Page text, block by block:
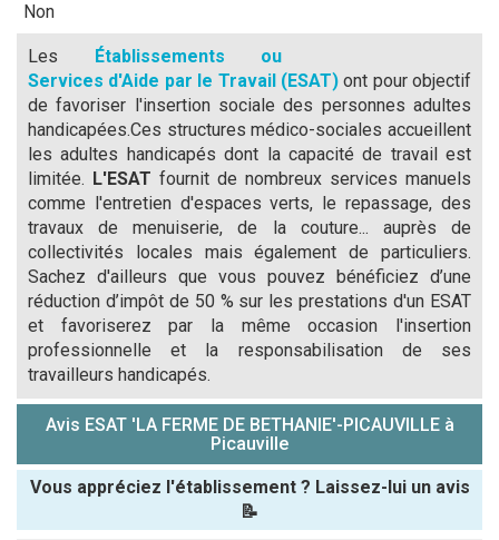
Non
Les Établissements ou
Services d'Aide par le Travail (ESAT)ont pour objectif
de favoriser l'insertion sociale des personnes adultes
handicapées.Ces structures médico-sociales accueillent
les adultes handicapés dont la capacité de travail est
limitée. L'ESAT fournit de nombreux services manuels
comme l'entretien d'espaces verts, le repassage, des
travaux de menuiserie, de la couture... auprès de
collectivités locales mais également de particuliers.
Sachez d'ailleurs que vous pouvez bénéficiez d’une
réduction d’impôt de 50 % sur les prestations d'un ESAT
et favoriserez par la même occasion l'insertion
professionnelle et la responsabilisation de ses
travailleurs handicapés.
Avis ESAT 'LA FERME DE BETHANIE'-PICAUVILLE à
Picauville
Vous appréciez l'établissement ? Laissez-lui un avis
📝